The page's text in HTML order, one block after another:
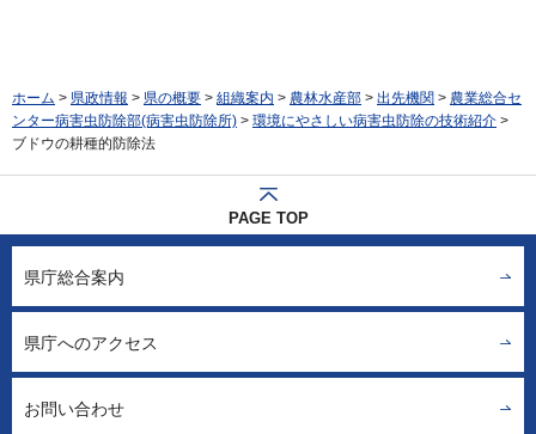
ホーム > 県政情報 > 県の概要 > 組織案内 > 農林水産部 > 出先機関 > 農業総合セ
ンター病害虫防除部(病害虫防除所) > 環境にやさしい病害虫防除の技術紹介 >
ブドウの耕種的防除法
PAGE TOP
県庁総合案内
県庁へのアクセス
お問い合わせ